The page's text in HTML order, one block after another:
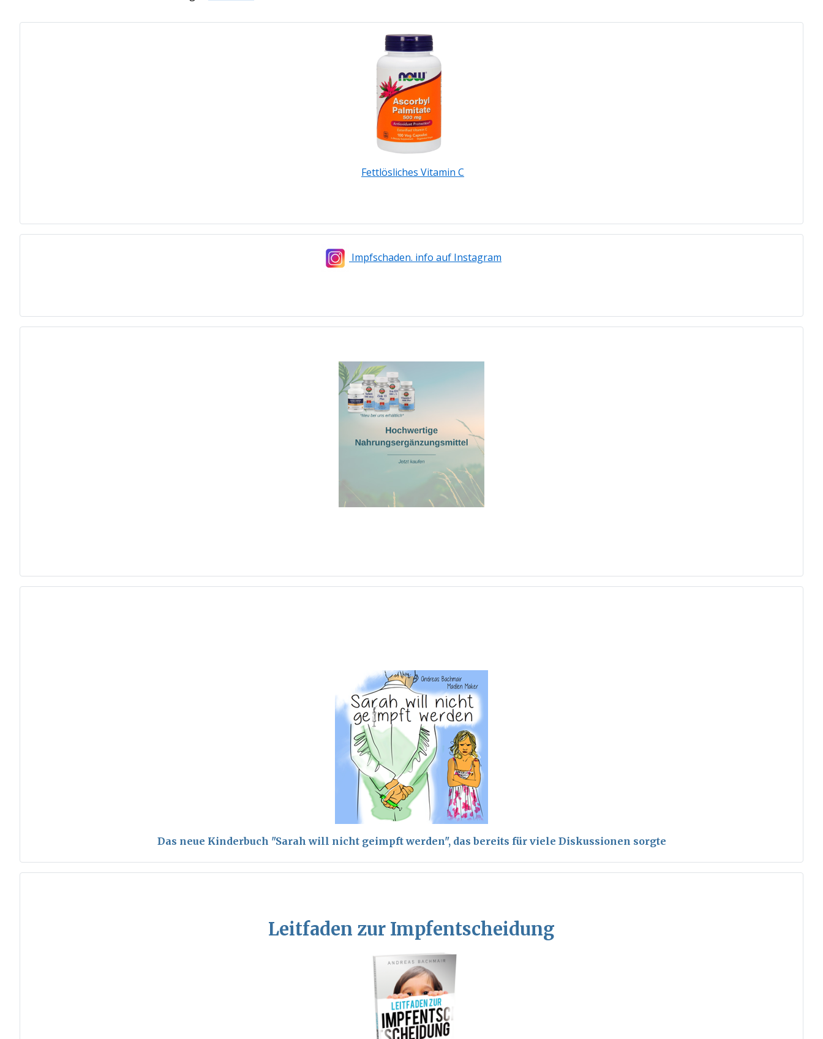
Fettlösliches Vitamin C
Impfschaden. info auf Instagram
Das neue Kinderbuch "Sarah will nicht geimpft werden", das bereits für viele Diskussionen sorgte
Leitfaden zur Impfentscheidung